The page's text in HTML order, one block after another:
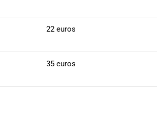
22 euros
35 euros